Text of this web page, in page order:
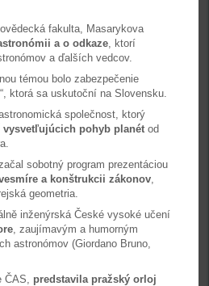
fakulta, Masarykova
a o odkaze, ktorí
a ďalších vedcov.
témou bolo zabezpečenie
ktorá sa uskutoční na Slovensku.
společnost, ktorý
pohyb planét od
sobotný program prezentáciou
a konštrukcii zákonov,
geometria.
inženýrská České vysoké učení
, zaujímavým a humorným
astronómov (Giordano Bruno,
ČAS, predstavila pražský orloj